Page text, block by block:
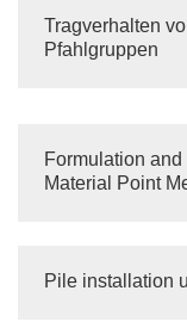
Tragverhalten
Pfahlgruppen
Formulation
Material Point
Pile installation